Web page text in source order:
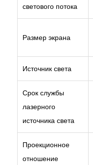
светового потока
Размер экрана
Источник света
Срок службы
лазерного
источника света
Проекционное
отношение